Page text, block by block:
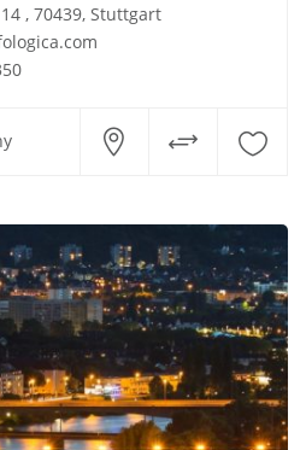
, 70439, Stuttgart